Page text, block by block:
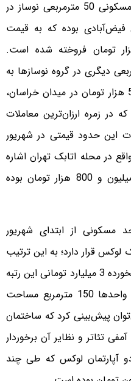
براساس ارزش هر مترمربع، واحد مسکونی 50 مترمربعی نوساز در
فیض‌آبادی بوده که به قیمت
یک میلیون و 320 هزار تومان فروخته شده است.
مسکونی 150 مترمربعی دیگری در گروه نوسازها به
قیمت مترمربعی یک میلیون و 500 هزار تومان در میدان خراسان،
در زمره ارزان‌ترین معاملات
این حدود قیمتی در شهریور
45 مترمربعی واقع در محله اتابک تهران اشاره
کرد که قیمت آن مترمربعی یک میلیون و 800 هزار تومان بوده
مسکونی از ابتدای شهریور
لوکس قرار دارد؛ به این ترتیب
که دو واحد مسکونی نوساز و کلیدنخورده 3 میلیارد تومانی این رتبه
را از آن خود کرده‌اند. هر دو این واحدها 150 مترمربع مساحت
پیش‌بینی کرد که ساختمان
تئاتر و نظایر آن برخوردار
آپارتمان لوکس که طی چند